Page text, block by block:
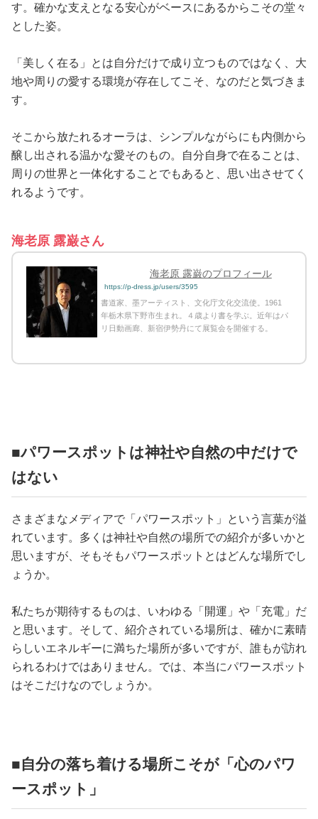
す。確かな支えとなる安心がベースにあるからこその堂々
とした姿。
「美しく在る」とは自分だけで成り立つものではなく、大
地や周りの愛する環境が存在してこそ、なのだと気づきま
す。
そこから放たれるオーラは、シンプルながらにも内側から
醸し出される温かな愛そのもの。自分自身で在ることは、
周りの世界と一体化することでもあると、思い出させてく
れるようです。
海老原 露巌さん
海老原 露巌のプロフィール
https://p-dress.jp/users/3595
書道家、墨アーティスト、文化庁文化交流使。1961
年栃木県下野市生まれ。４歳より書を学ぶ。近年はパ
リ日動画廊、新宿伊勢丹にて展覧会を開催する。
■パワースポットは神社や自然の中だけで
はない
さまざまなメディアで「パワースポット」という言葉が溢
れています。多くは神社や自然の場所での紹介が多いかと
思いますが、そもそもパワースポットとはどんな場所でし
ょうか。
私たちが期待するものは、いわゆる「開運」や「充電」だ
と思います。そして、紹介されている場所は、確かに素晴
らしいエネルギーに満ちた場所が多いですが、誰もが訪れ
られるわけではありません。では、本当にパワースポット
はそこだけなのでしょうか。
■自分の落ち着ける場所こそが「心のパワ
ースポット」